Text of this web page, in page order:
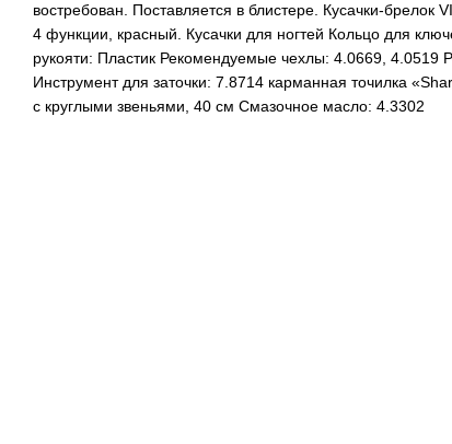
востребован. Поставляется в блистере. Кусачки-брелок
4 функции, красный. Кусачки для ногтей Кольцо для
рукояти: Пластик Рекомендуемые чехлы: 4.0669, 4.0519
Инструмент для заточки: 7.8714 карманная точилка
с круглыми звеньями, 40 см Смазочное масло: 4.3302